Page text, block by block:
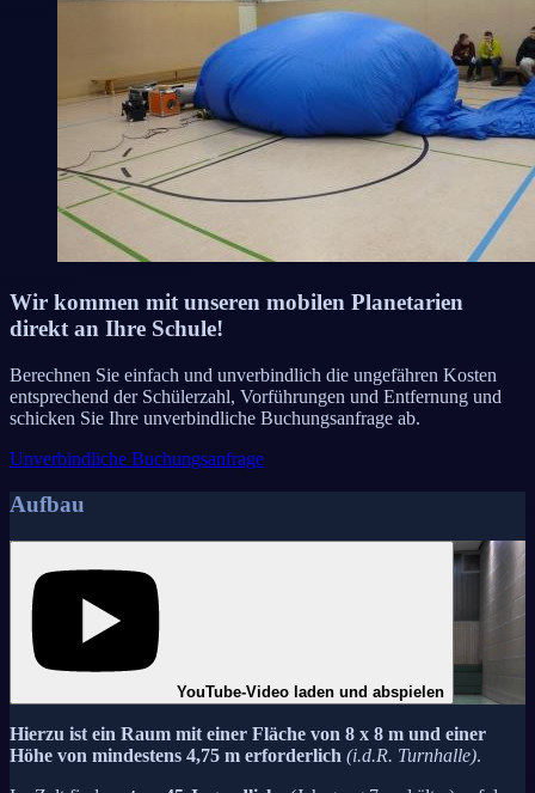
Wir kommen mit unseren mobilen Planetarien
direkt an Ihre Schule!
Berechnen Sie einfach und unverbindlich die ungefähren Kosten
entsprechend der Schülerzahl, Vorführungen und Entfernung und
schicken Sie Ihre unverbindliche Buchungsanfrage ab.
Unverbindliche Buchungsanfrage
Aufbau
YouTube-Video laden und abspielen
Hierzu ist ein Raum mit einer Fläche von 8 x 8 m und einer
Höhe von mindestens 4,75 m erforderlich (i.d.R. Turnhalle).